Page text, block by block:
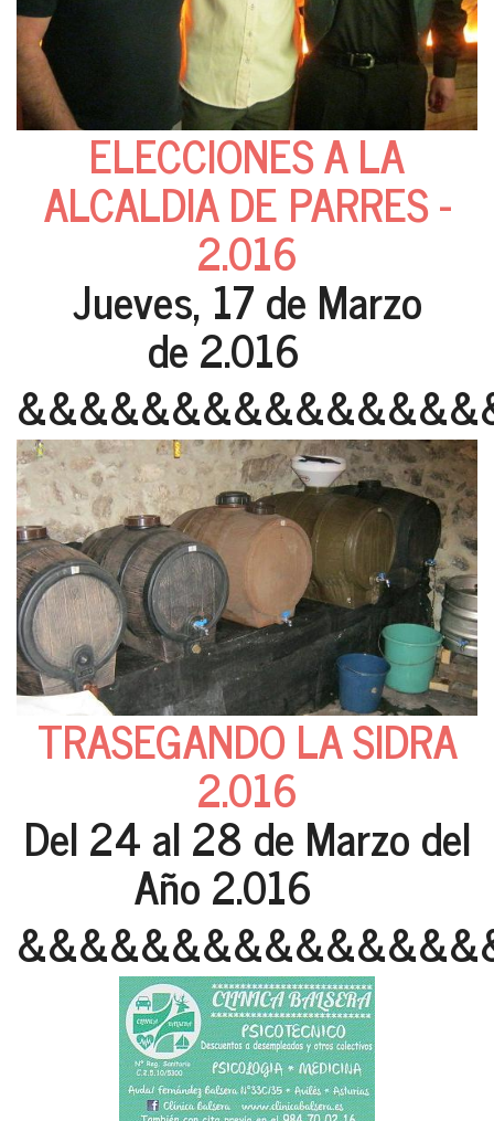
ELECCIONES A LA
ALCALDIA DE PARRES -
2.016
Jueves, 17 de Marzo
de 2.016
TRASEGANDO LA SIDRA
2.016
Del 24 al 28 de Marzo del
Año 2.016